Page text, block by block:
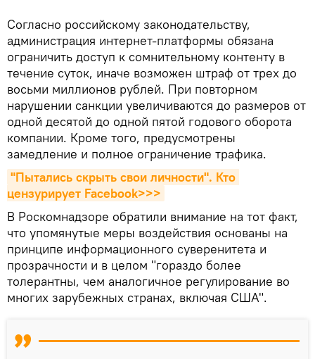
Согласно российскому законодательству,
администрация интернет-платформы обязана
ограничить доступ к сомнительному контенту в
течение суток, иначе возможен штраф от трех до
восьми миллионов рублей. При повторном
нарушении санкции увеличиваются до размеров от
одной десятой до одной пятой годового оборота
компании. Кроме того, предусмотрены
замедление и полное ограничение трафика.
"Пытались скрыть свои личности". Кто
цензурирует Facebook>>>
В Роскомнадзоре обратили внимание на тот факт,
что упомянутые меры воздействия основаны на
принципе информационного суверенитета и
прозрачности и в целом "гораздо более
толерантны, чем аналогичное регулирование во
многих зарубежных странах, включая США".